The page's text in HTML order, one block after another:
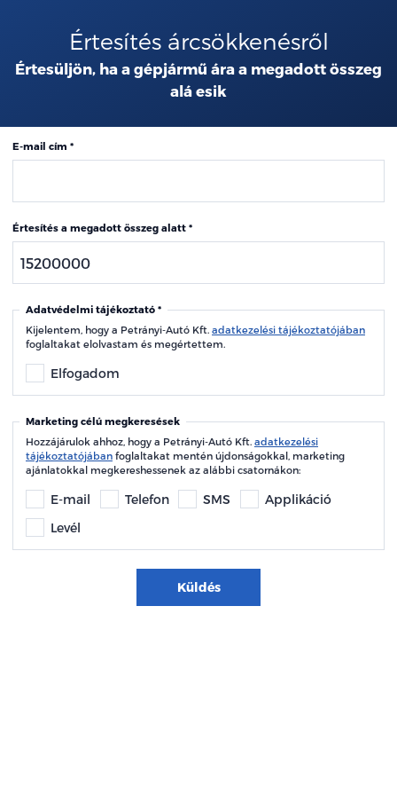
Értesítés árcsökkenésről
Értesüljön, ha a gépjármű ára a megadott összeg
alá esik
E-mail cím
Értesítés a megadott összeg alatt
Adatvédelmi tájékoztató
Kijelentem, hogy a Petrányi-Autó Kft. adatkezelési tájékoztatójában
foglaltakat elolvastam és megértettem.
Elfogadom
Marketing célú megkeresések
Hozzájárulok ahhoz, hogy a Petrányi-Autó Kft. adatkezelési
tájékoztatójában foglaltakat mentén újdonságokkal, marketing
ajánlatokkal megkereshessenek az alábbi csatornákon:
E-mail Telefon SMS
Applikáció
Levél
Küldés